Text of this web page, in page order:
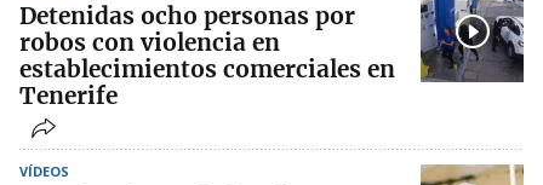
Detenidas ocho personas por
robos con violencia en
establecimientos comerciales en
Tenerife
VÍDEOS